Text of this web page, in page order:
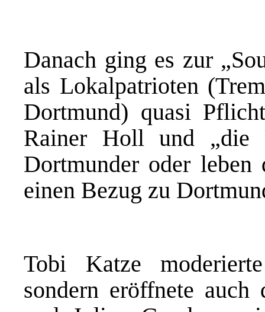
Danach ging es zur
als Lokalpatrioten
Dortmund) quasi
Rainer Holl und „die
Dortmunder oder
einen Bezug zu
Tobi Katze
sondern eröffnete